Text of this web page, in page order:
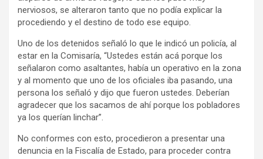
nerviosos, se alteraron tanto que no podía explicar la
procediendo y el destino de todo ese equipo.
Uno de los detenidos señaló lo que le indicó un policía, al
estar en la Comisaría, “Ustedes están acá porque los
señalaron como asaltantes, había un operativo en la zona
y al momento que uno de los oficiales iba pasando, una
persona los señaló y dijo que fueron ustedes. Deberían
agradecer que los sacamos de ahí porque los pobladores
ya los querían linchar”.
No conformes con esto, procedieron a presentar una
denuncia en la Fiscalía de Estado, para proceder contra